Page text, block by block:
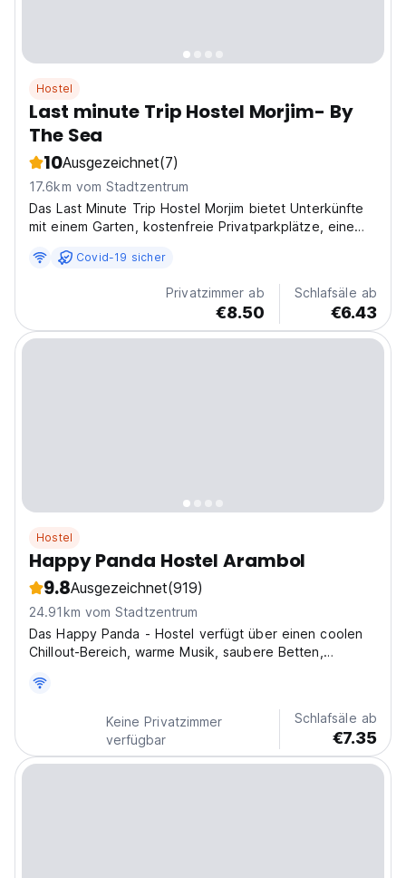
Hostel
Last minute Trip Hostel Morjim- By
The Sea
10Ausgezeichnet(7)
17.6km vom Stadtzentrum
Das Last Minute Trip Hostel Morjim bietet Unterkünfte
mit einem Garten, kostenfreie Privatparkplätze, eine
Covid-19 sicher
Privatzimmer ab
€8.50
Schlafsäle ab
€6.43
Hostel
Happy Panda Hostel Arambol
9.8Ausgezeichnet(919)
24.91km vom Stadtzentrum
Das Happy Panda - Hostel verfügt über einen coolen
Chillout-Bereich, warme Musik, saubere Betten,
glückliche Seelen, mit denen man sich unterhalten
kann. Dies ist unser Zuhause und wir heißen alle
Keine Privatzimmer
verfügbar
Schlafsäle ab
€7.35